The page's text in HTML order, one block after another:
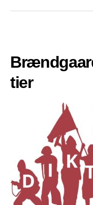
tier